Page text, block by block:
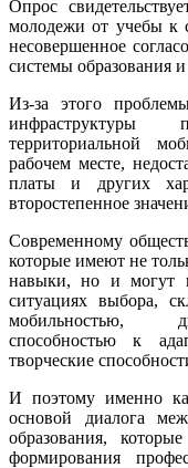
Опрос
молодежи от учебы к
несовершенное
системы образования
Из-за этого
инфраструктуры
территориальной
рабочем месте,
платы и других
второстепенное
Современному
которые имеют не
навыки, но и могут
ситуациях выбора,
мобильностью,
способностью к
творческие
И поэтому именно
основой диалога
образования,
формирования